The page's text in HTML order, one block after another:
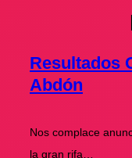
Resultados
Abdón
Nos complace
la gran rifa…